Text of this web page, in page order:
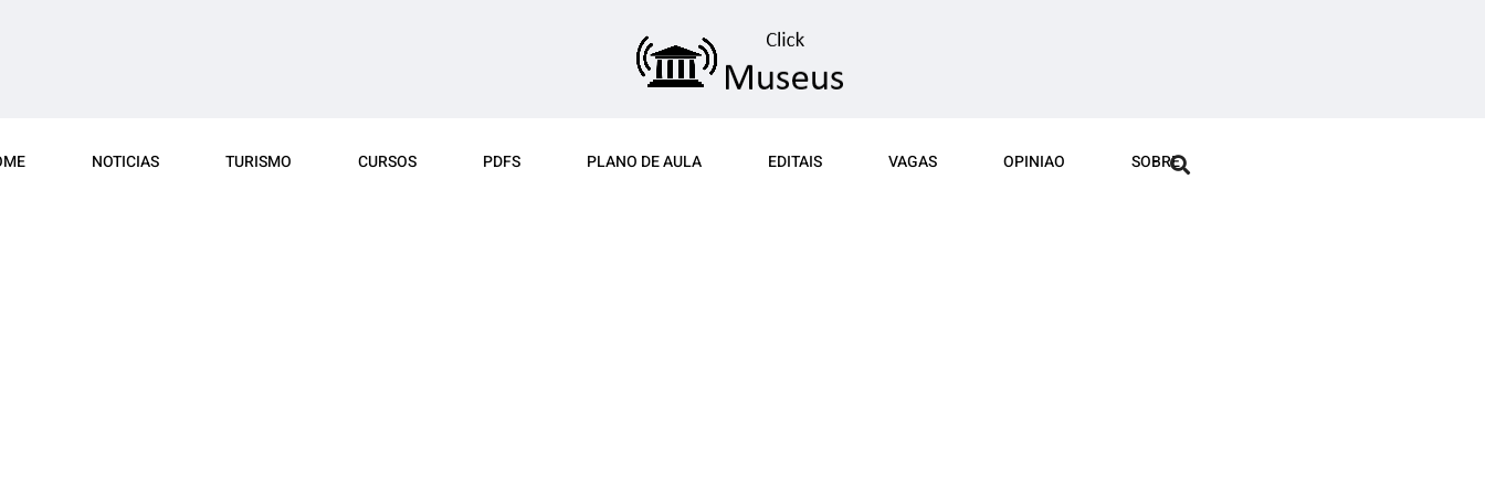
NOTICIAS TURISMO CURSOS PDFS PLANO DE AULA EDITAIS VAGAS OPINIAO SOBRE